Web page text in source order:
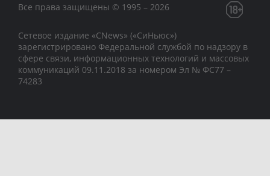
Все права защищены © 1995 – 2026
Сетевое издание «CNews» («СиНьюс»)
зарегистрировано Федеральной службой по надзору в
сфере связи, информационных технологий и массовых
коммуникаций 09.11.2018 за номером Эл № ФС77 –
74283